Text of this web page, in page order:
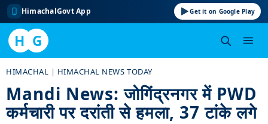
HimachalGovt App Get it on Google Play
H G
content
HIMACHAL | HIMACHAL NEWS TODAY
Mandi News: जोगिंद्रनगर में PWD
कर्मचारी पर दरांती से हमला, 37 टांके लगे